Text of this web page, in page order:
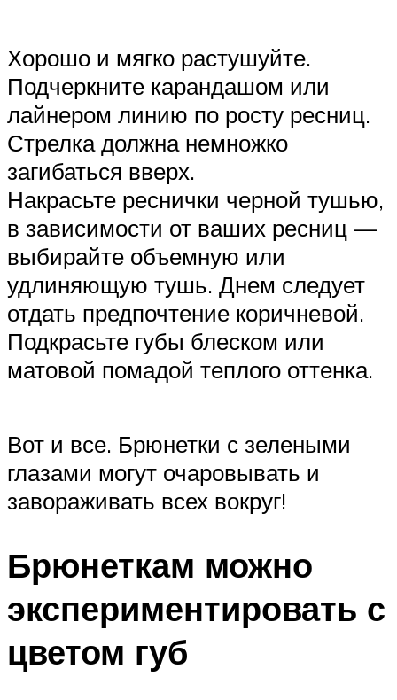
Хорошо и мягко растушуйте.
Подчеркните карандашом или
лайнером линию по росту ресниц.
Стрелка должна немножко
загибаться вверх.
Накрасьте реснички черной тушью,
в зависимости от ваших ресниц —
выбирайте объемную или
удлиняющую тушь. Днем следует
отдать предпочтение коричневой.
Подкрасьте губы блеском или
матовой помадой теплого оттенка.
Вот и все. Брюнетки с зелеными
глазами могут очаровывать и
завораживать всех вокруг!
Брюнеткам можно
экспериментировать с
цветом губ